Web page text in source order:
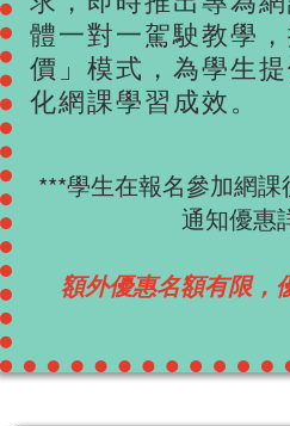
體一對一駕駛教學
價」模式，為學生
化網課學習成效。
***學生在報名參加網
通知優惠
額外優惠名額有限，